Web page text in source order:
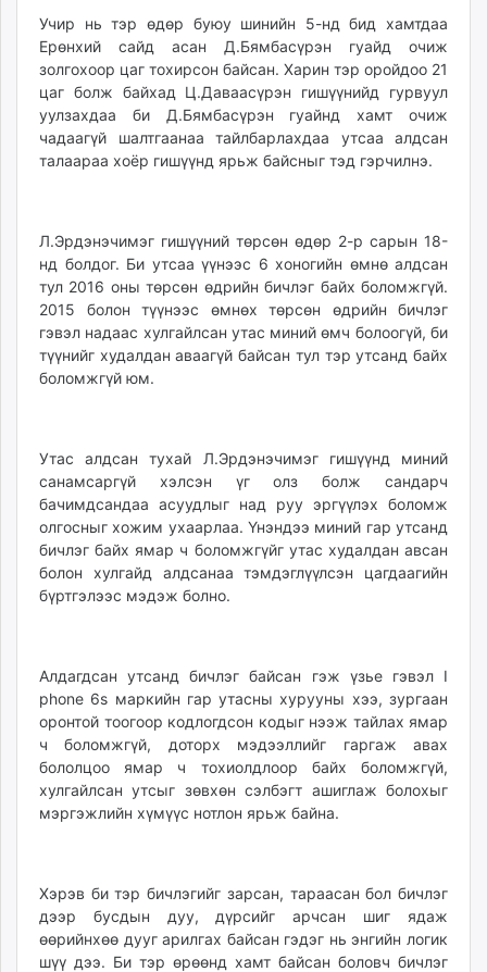
Учир нь тэр өдөр буюу шинийн 5-нд бид хамтдаа
Ерөнхий сайд асан Д.Бямбасүрэн гуайд очиж
золгохоор цаг тохирсон байсан. Харин тэр оройдоо 21
цаг болж байхад Ц.Даваасүрэн гишүүнийд гурвуул
уулзахдаа би Д.Бямбасүрэн гуайнд хамт очиж
чадаагүй шалтгаанаа тайлбарлахдаа утсаа алдсан
талаараа хоёр гишүүнд ярьж байсныг тэд гэрчилнэ.
Л.Эрдэнэчимэг гишүүний төрсөн өдөр 2-р сарын 18-
нд болдог. Би утсаа үүнээс 6 хоногийн өмнө алдсан
тул 2016 оны төрсөн өдрийн бичлэг байх боломжгүй.
2015 болон түүнээс өмнөх төрсөн өдрийн бичлэг
гэвэл надаас хулгайлсан утас миний өмч болоогүй, би
түүнийг худалдан аваагүй байсан тул тэр утсанд байх
боломжгүй юм.
Утас алдсан тухай Л.Эрдэнэчимэг гишүүнд миний
санамсаргүй хэлсэн үг олз болж сандарч
бачимдсандаа асуудлыг над руу эргүүлэх боломж
олгосныг хожим ухаарлаа. Үнэндээ миний гар утсанд
бичлэг байх ямар ч боломжгүйг утас худалдан авсан
болон хулгайд алдсанаа тэмдэглүүлсэн цагдаагийн
бүртгэлээс мэдэж болно.
Алдагдсан утсанд бичлэг байсан гэж үзье гэвэл I
phone 6s маркийн гар утасны хурууны хээ, зургаан
оронтой тоогоор кодлогдсон кодыг нээж тайлах ямар
ч боломжгүй, доторх мэдээллийг гаргаж авах
бололцоо ямар ч тохиолдлоор байх боломжгүй,
хулгайлсан утсыг зөвхөн сэлбэгт ашиглаж болохыг
мэргэжлийн хүмүүс нотлон ярьж байна.
Хэрэв би тэр бичлэгийг зарсан, тараасан бол бичлэг
дээр бусдын дуу, дүрсийг арчсан шиг ядаж
өөрийнхөө дууг арилгах байсан гэдэг нь энгийн логик
шүү дээ. Би тэр өрөөнд хамт байсан боловч бичлэг